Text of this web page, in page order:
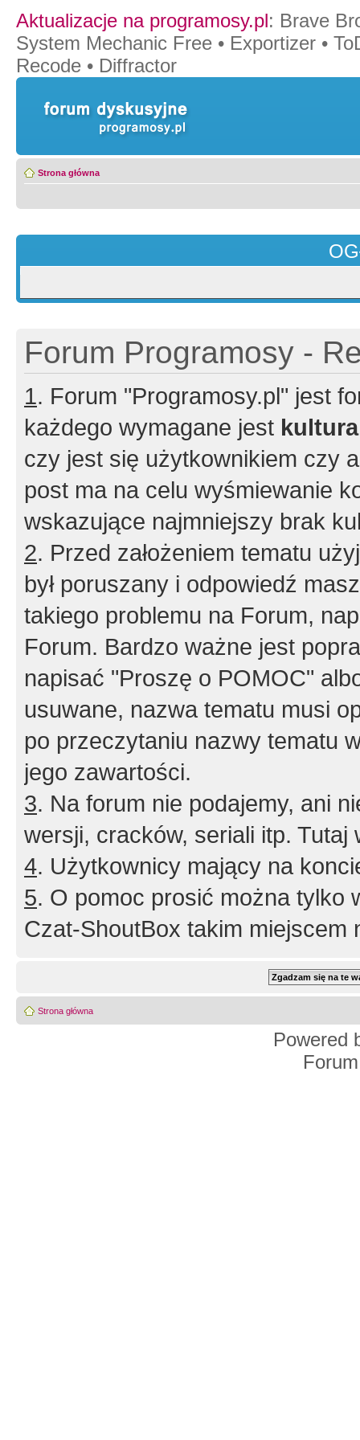
Aktualizacje na programosy.pl: Brave
System Mechanic Free • Exportizer •
Recode • Diffractor
Strona główna
Forum Programosy -
1. Forum "Programosy.pl" jest
każdego wymagane jest
czy jest się użytkownikiem czy
post ma na celu wyśmiewanie
wskazujące najmniejszy brak
2. Przed założeniem tematu
był poruszany i odpowiedź
takiego problemu na Forum,
Forum. Bardzo ważne jest
napisać "Proszę o POMOC"
usuwane, nazwa tematu musi
po przeczytaniu nazwy tematu
jego zawartości.
3. Na forum nie podajemy, ani
wersji, cracków, seriali itp. Tutaj
4. Użytkownicy mający na
5. O pomoc prosić można tylko
Czat-ShoutBox takim miejscem
Strona główna
Powered